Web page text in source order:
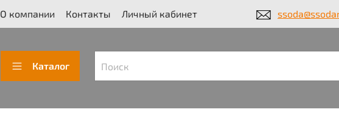
О компании Контакты Личный кабинет
Каталог